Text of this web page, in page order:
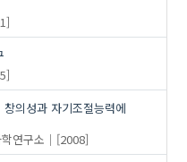
의성과 자기조절능력에
연구소
[2008]